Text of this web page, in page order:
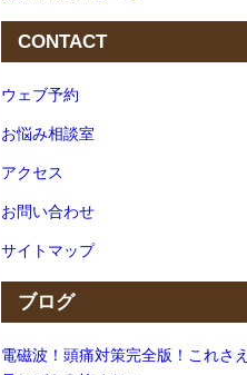
CONTACT
ウェブ予約
お悩み相談室
アクセス
お問い合わせ
サイトマップ
ブログ
電磁波！頭痛対策完全版！これさえ